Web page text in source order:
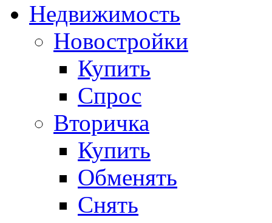
Недвижимость
Новостройки
Купить
Спрос
Вторичка
Купить
Обменять
Снять